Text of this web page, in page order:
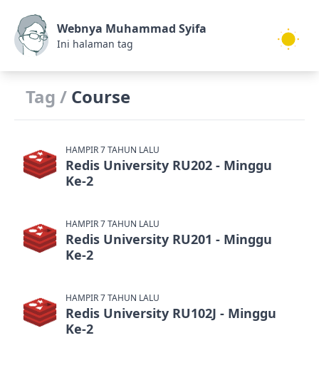
Webnya Muhammad Syifa
Ini halaman tag
Tag / Course
HAMPIR 7 TAHUN LALU
Redis University RU202 - Minggu
Ke-2
HAMPIR 7 TAHUN LALU
Redis University RU201 - Minggu
Ke-2
HAMPIR 7 TAHUN LALU
Redis University RU102J - Minggu
Ke-2